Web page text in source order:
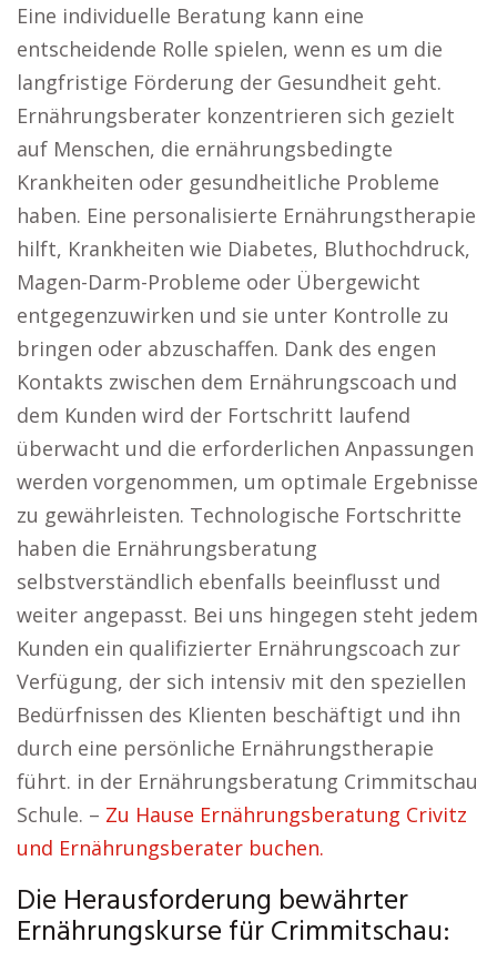
Eine individuelle Beratung kann eine
entscheidende Rolle spielen, wenn es um die
langfristige Förderung der Gesundheit geht.
Ernährungsberater konzentrieren sich gezielt
auf Menschen, die ernährungsbedingte
Krankheiten oder gesundheitliche Probleme
haben. Eine personalisierte Ernährungstherapie
hilft, Krankheiten wie Diabetes, Bluthochdruck,
Magen-Darm-Probleme oder Übergewicht
entgegenzuwirken und sie unter Kontrolle zu
bringen oder abzuschaffen. Dank des engen
Kontakts zwischen dem Ernährungscoach und
dem Kunden wird der Fortschritt laufend
überwacht und die erforderlichen Anpassungen
werden vorgenommen, um optimale Ergebnisse
zu gewährleisten. Technologische Fortschritte
haben die Ernährungsberatung
selbstverständlich ebenfalls beeinflusst und
weiter angepasst. Bei uns hingegen steht jedem
Kunden ein qualifizierter Ernährungscoach zur
Verfügung, der sich intensiv mit den speziellen
Bedürfnissen des Klienten beschäftigt und ihn
durch eine persönliche Ernährungstherapie
führt. in der Ernährungsberatung Crimmitschau
Schule. – Zu Hause Ernährungsberatung Crivitz
und Ernährungsberater buchen.
Die Herausforderung bewährter
Ernährungskurse für Crimmitschau: